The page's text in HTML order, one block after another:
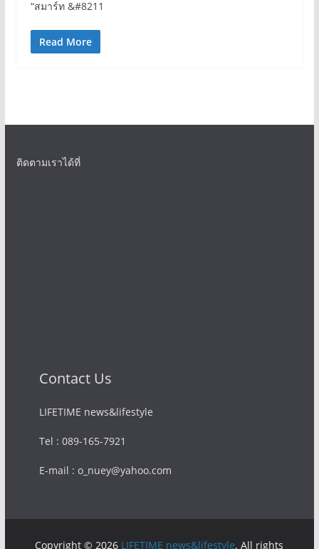
“สมาร์ท &#8211
Read More
ติดตามเราได้ที่
Contact Us
LIFETIME news&lifestyle
Tel : 089-165-7921
E-mail : o_nuey@yahoo.com
Copyright © 2026 LIFETIME news&lifestyle. All rights